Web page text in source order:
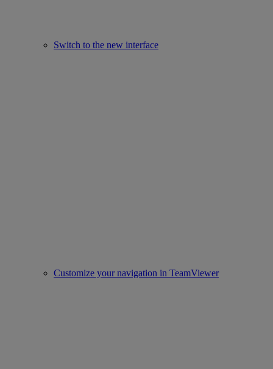
Switch to the new interface
Customize your navigation in TeamViewer